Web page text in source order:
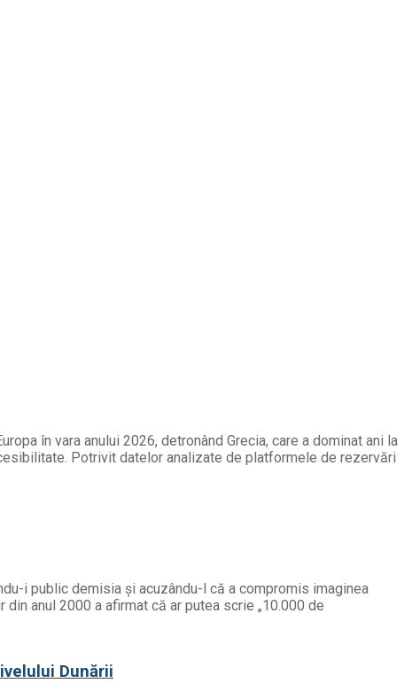
în vara anului 2026, detronând Grecia, care a dominat ani la
Potrivit datelor analizate de platformele de rezervări
i public demisia și acuzându-l că a compromis imaginea
anul 2000 a afirmat că ar putea scrie „10.000 de
Dunării